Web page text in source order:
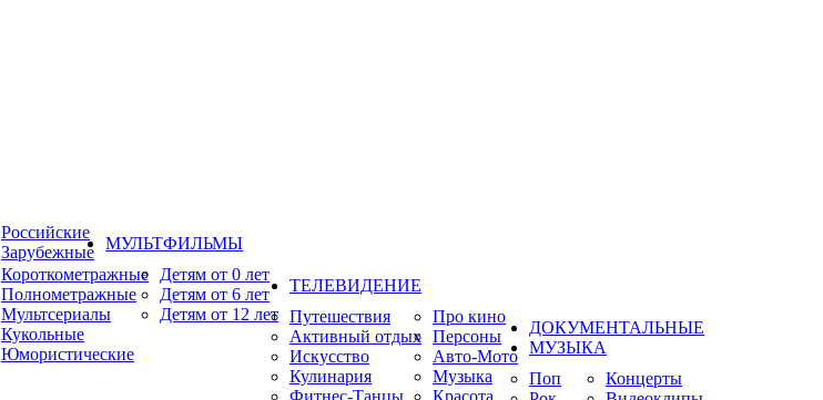
Российские
Зарубежные МУЛЬТФИЛЬМЫ
Короткометражные
Полнометражные
Мультсериалы
Кукольные
Юмористические
Детям от 0 лет
Детям от 6 лет
Детям от 12 лет
ТЕЛЕВИДЕНИЕ
Путешествия
Активный отдых
Искусство
Кулинария
Фитнес-Танцы
Про кино
Персоны
Авто-Мото
Музыка
Красота
ДОКУМЕНТАЛЬНЫЕ
МУЗЫКА
Поп
Концерты